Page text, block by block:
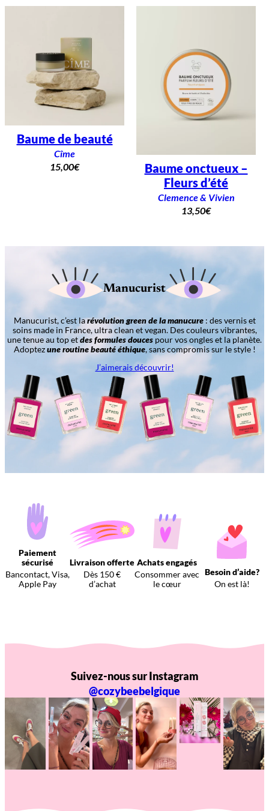
Baume de beauté
Cîme
15,00€
Baume onctueux –
Fleurs d’été
Clemence & Vivien
13,50€
Manucurist
Manucurist, c’est larévolution green de la manucure: des vernis et
soins made in France, ultra clean et vegan. Des couleurs vibrantes,
une tenue au top etdes formules douces pour vos ongles et la planète.
Adoptezune routine beauté éthique, sans compromis sur le style !
J’aimerais découvrir!
Paiement
sécurisé
Bancontact, Visa,
Apple Pay
Livraison offerte
Dès 150 €
d’achat
Achats engagés
Consommer avec
le cœur
Besoin d’aide?
On est là!
Suivez-nous sur Instagram
@cozybeebelgique